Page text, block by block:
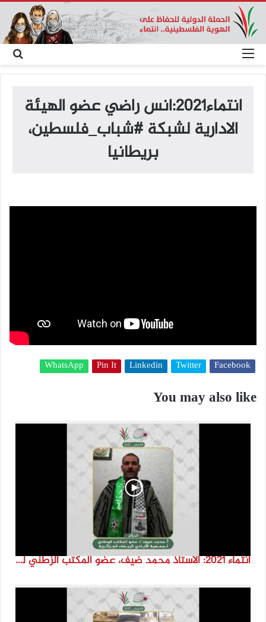
عن
انتماء2021:انس راضي عضو الهيئة
الادارية لشبكة #شباب_فلسطين،
بريطانيا
Facebook
Twitter
Linkedin
Pin It
WhatsApp
You may also like
انتماء 2021: الاستاذ محمد ضيف، عضو المكتب الزطني لجمعية الأيادي البيضاء الجزائرية